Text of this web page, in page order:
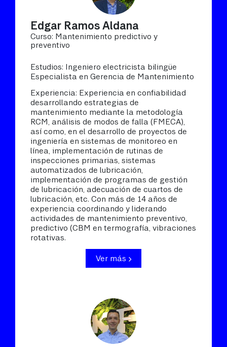
Edgar Ramos Aldana
Curso: Mantenimiento predictivo y
preventivo
Estudios: Ingeniero electricista bilingüe
Especialista en Gerencia de Mantenimiento
Experiencia: Experiencia en confiabilidad
desarrollando estrategias de
mantenimiento mediante la metodología
RCM, análisis de modos de falla (FMECA),
así como, en el desarrollo de proyectos de
ingeniería en sistemas de monitoreo en
línea, implementación de rutinas de
inspecciones primarias, sistemas
automatizados de lubricación,
implementación de programas de gestión
de lubricación, adecuación de cuartos de
lubricación, etc. Con más de 14 años de
experiencia coordinando y liderando
actividades de mantenimiento preventivo,
predictivo (CBM en termografía, vibraciones
rotativas.
Ver más